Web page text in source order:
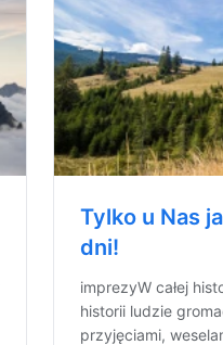
Tylko u Nas
dni!
imprezyW całej
historii ludzie
przyjęciami,